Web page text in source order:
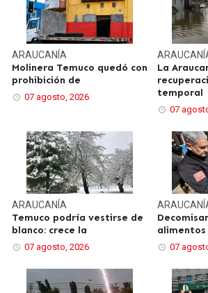
ARAUCANÍA
Molinera Temuco quedó con
prohibición de
07 agosto, 2026
La
temporal
07
ARAUCANÍA
Temuco podría vestirse de
blanco: crece la
07 agosto, 2026
alimentos
07